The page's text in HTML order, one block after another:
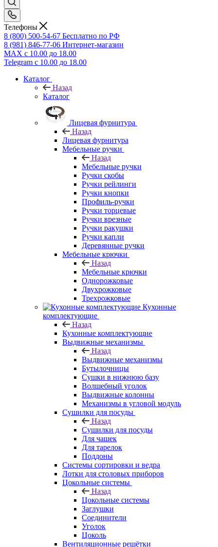
Телефоны
8 (800) 500-54-67 Бесплатно по РФ
8 (981) 846-77-06 Интернет-магазин
MAX с 10.00 до 18.00
Telegram с 10.00 до 18.00
Каталог
Назад
Каталог
Лицевая фурнитура
Назад
Лицевая фурнитура
Мебельные ручки
Назад
Мебельные ручки
Ручки скобы
Ручки рейлинги
Ручки кнопки
Профиль-ручки
Ручки торцевые
Ручки врезные
Ручки ракушки
Ручки капли
Деревянные ручки
Мебельные крючки
Назад
Мебельные крючки
Однорожковые
Двухрожковые
Трехрожковые
Кухонные
комплектующие
Назад
Кухонные комплектующие
Выдвижные механизмы
Назад
Выдвижные механизмы
Бутылочницы
Сушки в нижнюю базу
Волшебный уголок
Выдвижные колонны
Механизмы в угловой модуль
Сушилки для посуды
Назад
Сушилки для посуды
Для чашек
Для тарелок
Поддоны
Системы сортировки и ведра
Лотки для столовых приборов
Цокольные системы
Назад
Цокольные системы
Заглушки
Соединители
Уголок
Цоколь
Вентиляционные решётки